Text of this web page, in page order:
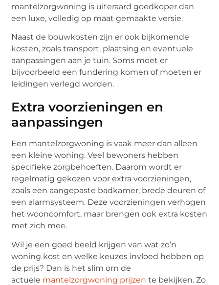
mantelzorgwoning is uiteraard goedkoper dan
een luxe, volledig op maat gemaakte versie.
Naast de bouwkosten zijn er ook bijkomende
kosten, zoals transport, plaatsing en eventuele
aanpassingen aan je tuin. Soms moet er
bijvoorbeeld een fundering komen of moeten er
leidingen verlegd worden.
Extra voorzieningen en
aanpassingen
Een mantelzorgwoning is vaak meer dan alleen
een kleine woning. Veel bewoners hebben
specifieke zorgbehoeften. Daarom wordt er
regelmatig gekozen voor extra voorzieningen,
zoals een aangepaste badkamer, brede deuren of
een alarmsysteem. Deze voorzieningen verhogen
het wooncomfort, maar brengen ook extra kosten
met zich mee.
Wil je een goed beeld krijgen van wat zo’n
woning kost en welke keuzes invloed hebben op
de prijs? Dan is het slim om de
actuele mantelzorgwoning prijzen te bekijken. Zo